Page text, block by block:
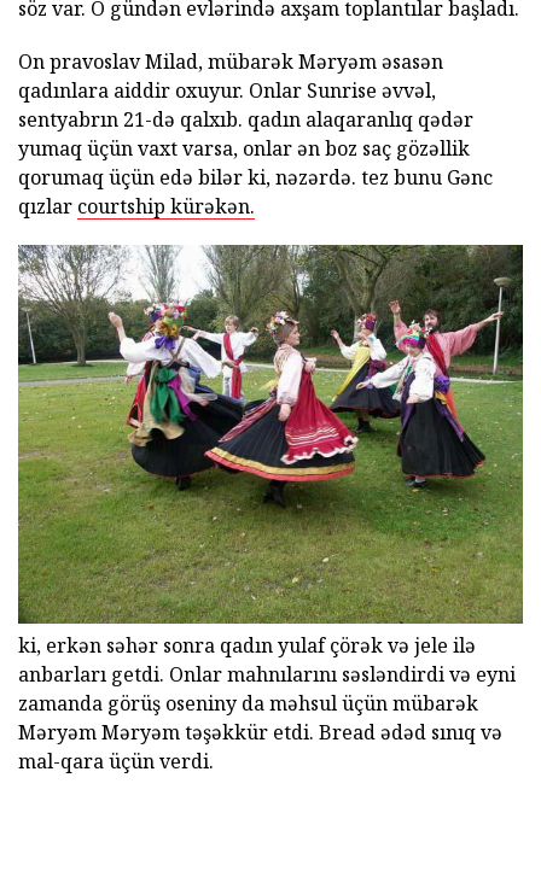
söz var. O gündən evlərində axşam toplantılar başladı.
On pravoslav Milad, mübarək Məryəm əsasən
qadınlara aiddir oxuyur. Onlar Sunrise əvvəl,
sentyabrın 21-də qalxıb. qadın alaqaranlıq qədər
yumaq üçün vaxt varsa, onlar ən boz saç gözəllik
qorumaq üçün edə bilər ki, nəzərdə. tez bunu Gənc
qızlar courtship kürəkən.
ki, erkən səhər sonra qadın yulaf çörək və jele ilə
anbarları getdi. Onlar mahnılarını səsləndirdi və eyni
zamanda görüş oseniny da məhsul üçün mübarək
Məryəm Məryəm təşəkkür etdi. Bread ədəd sınıq və
mal-qara üçün verdi.